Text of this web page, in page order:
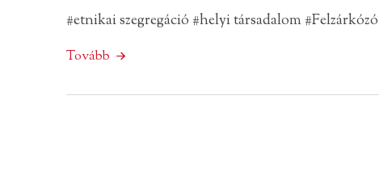
#etnikai szegregáció#helyi társadalom
Tovább